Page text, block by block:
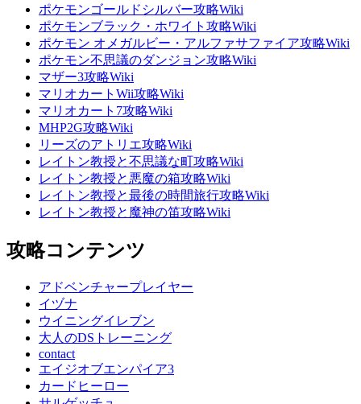
ポケモンゴールドシルバー攻略Wiki
ポケモンブラック・ホワイト攻略Wiki
ポケモン オメガルビー・アルファサファイア攻略Wiki
ポケモン不思議のダンジョン攻略Wiki
マザー3攻略Wiki
マリオカートWii攻略Wiki
マリオカート7攻略Wiki
MHP2G攻略Wiki
リーズのアトリエ攻略Wiki
レイトン教授と不思議な町攻略Wiki
レイトン教授と悪魔の箱攻略Wiki
レイトン教授と最後の時間旅行攻略Wiki
レイトン教授と魔神の笛攻略Wiki
攻略コンテンツ
アドベンチャープレイヤー
イヅナ
ウイニングイレブン
大人のDSトレーニング
contact
エイジオブエンパイア3
カードヒーロー